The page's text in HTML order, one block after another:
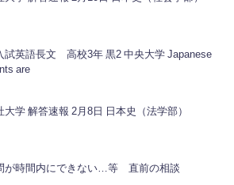
語長文 高校3年 黒2 中央大学 Japanese
are
同志社大学 解答速報 2月8日 日本史（法学部）
が時間内にできない…等 直前の相談